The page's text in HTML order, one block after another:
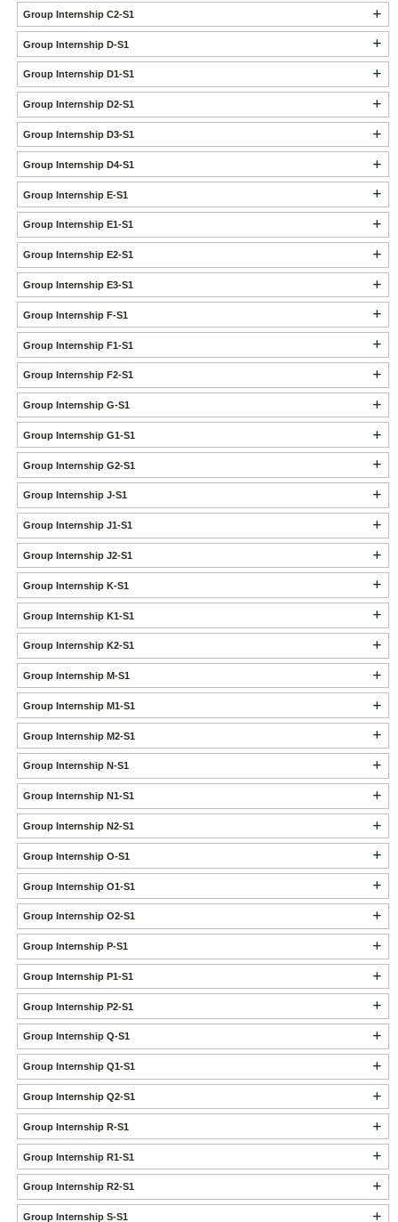
Group Internship C2-S1
Group Internship D-S1
Group Internship D1-S1
Group Internship D2-S1
Group Internship D3-S1
Group Internship D4-S1
Group Internship E-S1
Group Internship E1-S1
Group Internship E2-S1
Group Internship E3-S1
Group Internship F-S1
Group Internship F1-S1
Group Internship F2-S1
Group Internship G-S1
Group Internship G1-S1
Group Internship G2-S1
Group Internship J-S1
Group Internship J1-S1
Group Internship J2-S1
Group Internship K-S1
Group Internship K1-S1
Group Internship K2-S1
Group Internship M-S1
Group Internship M1-S1
Group Internship M2-S1
Group Internship N-S1
Group Internship N1-S1
Group Internship N2-S1
Group Internship O-S1
Group Internship O1-S1
Group Internship O2-S1
Group Internship P-S1
Group Internship P1-S1
Group Internship P2-S1
Group Internship Q-S1
Group Internship Q1-S1
Group Internship Q2-S1
Group Internship R-S1
Group Internship R1-S1
Group Internship R2-S1
Group Internship S-S1